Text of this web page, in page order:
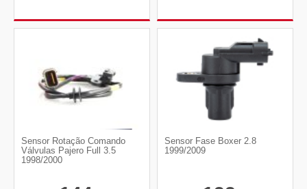
Sensor Rotação Comando
Válvulas Pajero Full 3.5
1998/2000
Sensor Fase Boxer 2.8
1999/2009